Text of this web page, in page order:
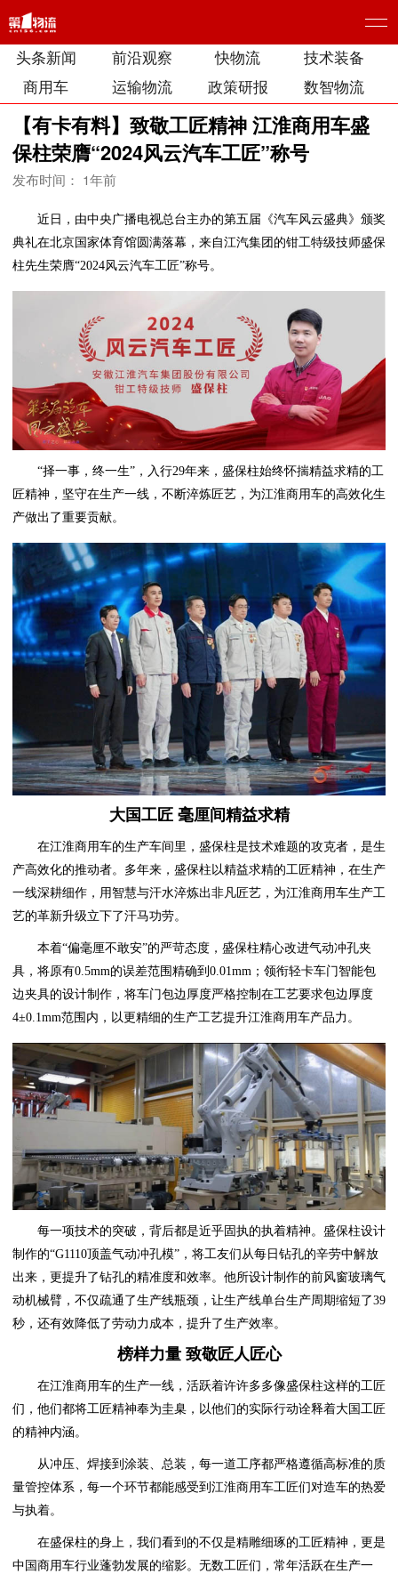
头条新闻 前沿观察 快物流
技术装备
商用车
运输物流 政策研报 数智物流
【有卡有料】致敬工匠精神 江淮商用车盛
保柱荣膺“2024风云汽车工匠”称号
发布时间： 1年前
近日，由中央广播电视总台主办的第五届《汽车风云盛典》颁奖
典礼在北京国家体育馆圆满落幕，来自江汽集团的钳工特级技师盛保
柱先生荣膺“2024风云汽车工匠”称号。
“择一事，终一生”，入行29年来，盛保柱始终怀揣精益求精的工
匠精神，坚守在生产一线，不断淬炼匠艺，为江淮商用车的高效化生
产做出了重要贡献。
大国工匠 毫厘间精益求精
在江淮商用车的生产车间里，盛保柱是技术难题的攻克者，是生
产高效化的推动者。多年来，盛保柱以精益求精的工匠精神，在生产
一线深耕细作，用智慧与汗水淬炼出非凡匠艺，为江淮商用车生产工
艺的革新升级立下了汗马功劳。
本着“偏毫厘不敢安”的严苛态度，盛保柱精心改进气动冲孔夹
具，将原有0.5mm的误差范围精确到0.01mm；领衔轻卡车门智能包
边夹具的设计制作，将车门包边厚度严格控制在工艺要求包边厚度
4±0.1mm范围内，以更精细的生产工艺提升江淮商用车产品力。
每一项技术的突破，背后都是近乎固执的执着精神。盛保柱设计
制作的“G1110顶盖气动冲孔模”，将工友们从每日钻孔的辛劳中解放
出来，更提升了钻孔的精准度和效率。他所设计制作的前风窗玻璃气
动机械臂，不仅疏通了生产线瓶颈，让生产线单台生产周期缩短了39
秒，还有效降低了劳动力成本，提升了生产效率。
榜样力量 致敬匠人匠心
在江淮商用车的生产一线，活跃着许许多多像盛保柱这样的工匠
们，他们都将工匠精神奉为圭臬，以他们的实际行动诠释着大国工匠
的精神内涵。
从冲压、焊接到涂装、总装，每一道工序都严格遵循高标准的质
量管控体系，每一个环节都能感受到江淮商用车工匠们对造车的热爱
与执着。
在盛保柱的身上，我们看到的不仅是精雕细琢的工匠精神，更是
中国商用车行业蓬勃发展的缩影。无数工匠们，常年活跃在生产一